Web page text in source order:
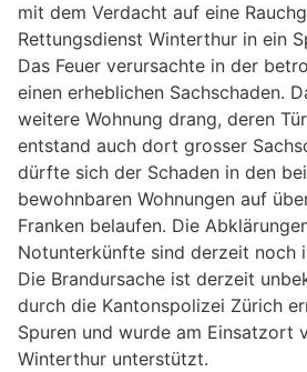
mit dem Verdacht auf eine
Rettungsdienst Winterthur in ein
Das Feuer verursachte in der
einen erheblichen Sachschaden.
weitere Wohnung drang, deren
entstand auch dort grosser
dürfte sich der Schaden in den
bewohnbaren Wohnungen auf
Franken belaufen. Die
Notunterkünfte sind derzeit noch
Die Brandursache ist derzeit
durch die Kantonspolizei Zürich
Spuren und wurde am Einsatzort
Winterthur unterstützt.